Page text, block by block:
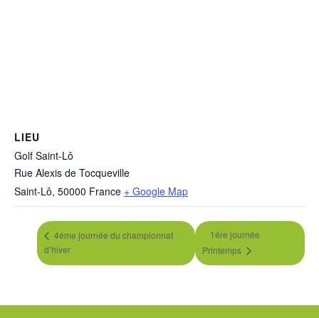
LIEU
Golf Saint-Lô
Rue Alexis de Tocqueville
Saint-Lô, 50000 France + Google Map
4éme journée du championnat
d’hiver
1ére journée
Printemps